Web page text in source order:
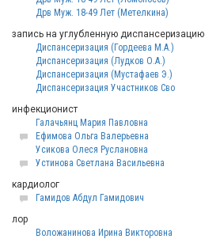
Дрв Муж. 18-49 Лет (Метелкина)
запись на углубленную диспансеризацию
Диспансеризация (Гордеева М.А.)
Диспансеризация (Лудков О.А.)
Диспансеризация (Мустафаев Э.)
Диспансеризация Участников Сво
инфекционист
Галачьянц Мария Павловна
Ефимова Ольга Валерьевна
Усикова Олеся Руслановна
Устинова Светлана Васильевна
кардиолог
Гамидов Абдул Гамидович
лор
Воложанинова Ирина Викторовна